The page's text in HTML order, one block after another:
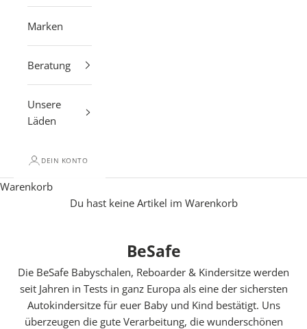
Marken
Beratung
Unsere
Läden
DEIN KONTO
Warenkorb
Du hast keine Artikel im Warenkorb
BeSafe
Die BeSafe Babyschalen, Reboarder & Kindersitze werden
seit Jahren in Tests in ganz Europa als eine der sichersten
Autokindersitze für euer Baby und Kind bestätigt. Uns
überzeugen die gute Verarbeitung, die wunderschönen